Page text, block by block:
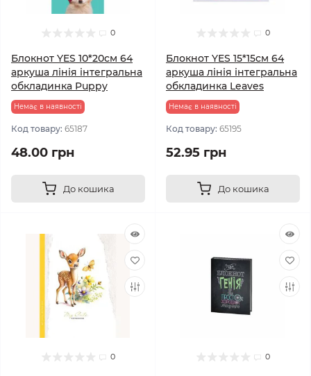
0
Блокнот YES 10*20см 64
аркуша лінія інтегральна
обкладинка Puppy
Немає в наявності
Код товару: 65187
48.00 грн
До кошика
0
Блокнот YES 15*15см 64
аркуша лінія інтегральна
обкладинка Leaves
Немає в наявності
Код товару: 65195
52.95 грн
До кошика
0 0